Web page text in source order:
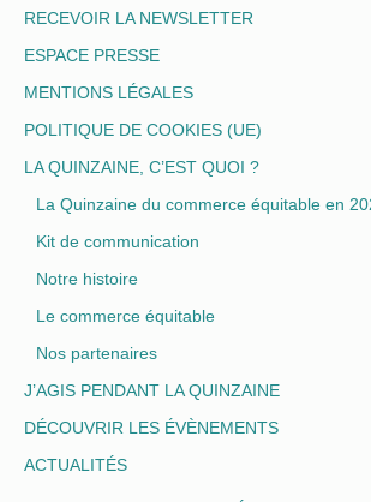
RECEVOIR LA NEWSLETTER
ESPACE PRESSE
MENTIONS LÉGALES
POLITIQUE DE COOKIES (UE)
LA QUINZAINE, C’EST QUOI ?
La Quinzaine du commerce équitable en
Kit de communication
Notre histoire
Le commerce équitable
Nos partenaires
J’AGIS PENDANT LA QUINZAINE
DÉCOUVRIR LES ÉVÈNEMENTS
ACTUALITÉS